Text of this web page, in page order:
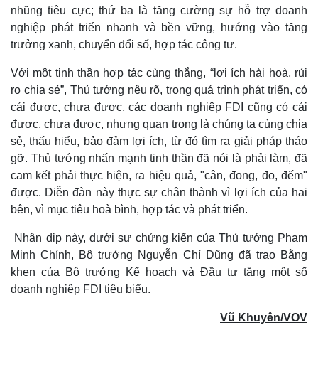
nhũng tiêu cực; thứ ba là tăng cường sự hỗ trợ doanh
nghiệp phát triển nhanh và bền vững, hướng vào tăng
trưởng xanh, chuyển đổi số, hợp tác công tư.
Với một tinh thần hợp tác cùng thắng, “lợi ích hài hoà, rủi
ro chia sẻ”, Thủ tướng nêu rõ, trong quá trình phát triển, có
cái được, chưa được, các doanh nghiệp FDI cũng có cái
được, chưa được, nhưng quan trọng là chúng ta cùng chia
sẻ, thấu hiểu, bảo đảm lợi ích, từ đó tìm ra giải pháp tháo
gỡ. Thủ tướng nhấn mạnh tinh thần đã nói là phải làm, đã
cam kết phải thực hiện, ra hiệu quả, "cân, đong, đo, đếm"
được. Diễn đàn này thực sự chân thành vì lợi ích của hai
bên, vì mục tiêu hoà bình, hợp tác và phát triển.
Nhân dịp này, dưới sự chứng kiến của Thủ tướng Phạm
Minh Chính, Bộ trưởng Nguyễn Chí Dũng đã trao Bằng
khen của Bộ trưởng Kế hoạch và Đầu tư tặng một số
doanh nghiệp FDI tiêu biểu.
Vũ Khuyên/VOV